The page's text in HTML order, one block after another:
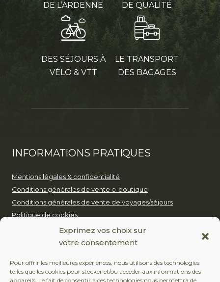
Exprimez vos choix sur
votre consentement
Pour offrir les meilleures expériences, nous utilisons des technologies
telles que les cookies pour stocker et/ou accéder aux informations des
appareils. Le fait de consentir à ces technologies nous permettra de
DE L’ARDENNE
DE QUALITÉ
DES SÉJOURS À
VÉLO & VTT
LE TRANSPORT
DES BAGAGES
INFORMATIONS PRATIQUES
Mentions légales & confidentialité
Conditions générales de vente e-boutique
Conditions générales de vente de voyages/séjours
Politique de cookies
Notre politique pour un tourisme durable
+32 (0)479 24 51 80